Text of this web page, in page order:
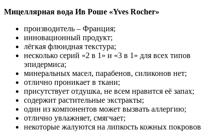
Мицеллярная вода Ив Роше «Yves Rocher»
производитель – Франция;
инновационный продукт;
лёгкая флюидная текстура;
несколько серий «2 в 1» и «3 в 1» для всех типов
эпидермиса;
минеральных масел, парабенов, силиконов нет;
отлично проникает в ткани;
присутствует отдушка, не всем нравится её запах;
содержит растительные экстракты;
один из компонентов может вызвать аллергию;
отлично увлажняет, смягчает;
некоторые жалуются на липкость кожных покровов